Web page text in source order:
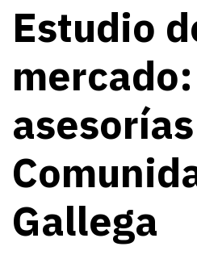
Estudio
Gallega